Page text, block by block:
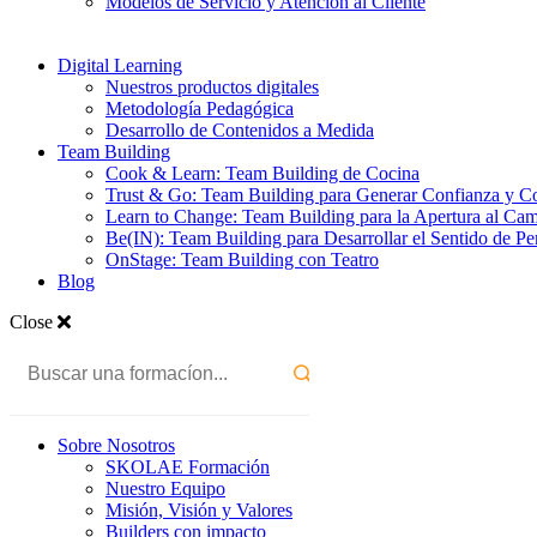
Digital Learning
Nuestros productos digitales
Metodología Pedagógica
Desarrollo de Contenidos a Medida
Team Building
Cook & Learn: Team Building de Cocina
Trust & Go: Team Building para Generar Confianza y
Learn to Change: Team Building para la Apertura al
Be(IN): Team Building para Desarrollar el Sentido de
OnStage: Team Building con Teatro
Blog
Close
Sobre Nosotros
SKOLAE Formación
Nuestro Equipo
Misión, Visión y Valores
Builders con impacto